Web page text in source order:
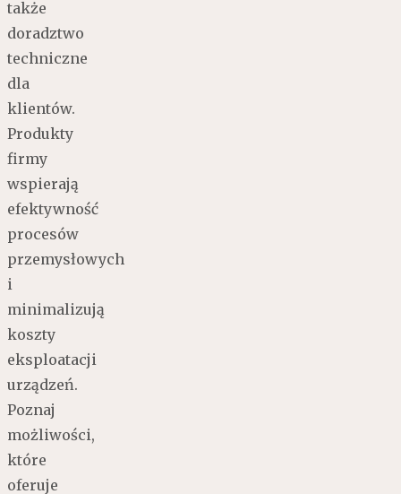
także
doradztwo
techniczne
dla
klientów.
Produkty
firmy
wspierają
efektywność
procesów
przemysłowych
i
minimalizują
koszty
eksploatacji
urządzeń.
Poznaj
możliwości,
które
oferuje